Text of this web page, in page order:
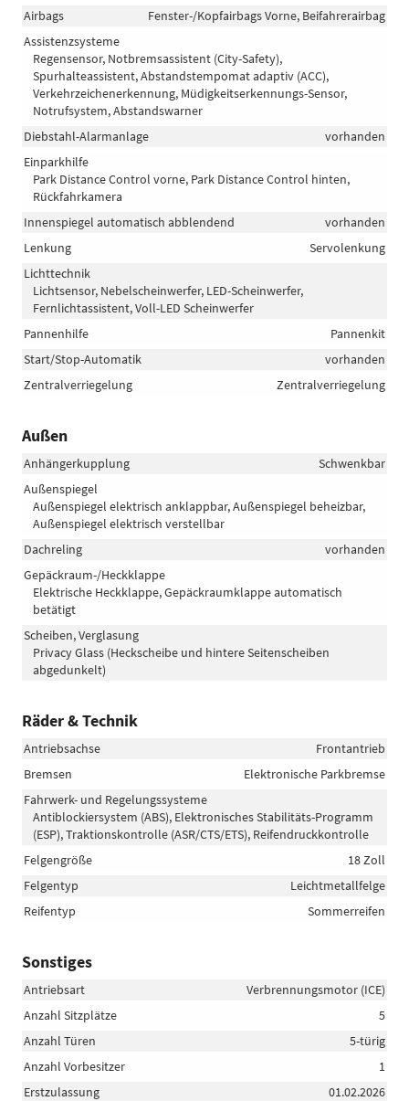
Airbags
Fenster-/Kopfairbags Vorne, Beifahrerairbag
Assistenzsysteme
Regensensor, Notbremsassistent (City-Safety),
Spurhalteassistent, Abstandstempomat adaptiv (ACC),
Verkehrzeichenerkennung, Müdigkeitserkennungs-Sensor,
Notrufsystem, Abstandswarner
Diebstahl-Alarmanlage
vorhanden
Einparkhilfe
Park Distance Control vorne, Park Distance Control hinten,
Rückfahrkamera
Innenspiegel automatisch abblendend
vorhanden
Lenkung
Servolenkung
Lichttechnik
Lichtsensor, Nebelscheinwerfer, LED-Scheinwerfer,
Fernlichtassistent, Voll-LED Scheinwerfer
Pannenhilfe
Pannenkit
Start/Stop-Automatik
vorhanden
Zentralverriegelung
Zentralverriegelung
Außen
Anhängerkupplung
Schwenkbar
Außenspiegel
Außenspiegel elektrisch anklappbar, Außenspiegel beheizbar,
Außenspiegel elektrisch verstellbar
Dachreling
vorhanden
Gepäckraum-/Heckklappe
Elektrische Heckklappe, Gepäckraumklappe automatisch
betätigt
Scheiben, Verglasung
Privacy Glass (Heckscheibe und hintere Seitenscheiben
abgedunkelt)
Räder & Technik
Antriebsachse
Frontantrieb
Bremsen
Elektronische Parkbremse
Fahrwerk- und Regelungssysteme
Antiblockiersystem (ABS), Elektronisches Stabilitäts-Programm
(ESP), Traktionskontrolle (ASR/CTS/ETS), Reifendruckkontrolle
Felgengröße
18 Zoll
Felgentyp
Leichtmetallfelge
Reifentyp
Sommerreifen
Sonstiges
Antriebsart
Verbrennungsmotor (ICE)
Anzahl Sitzplätze
5
Anzahl Türen
5-türig
Anzahl Vorbesitzer
1
Erstzulassung
01.02.2026